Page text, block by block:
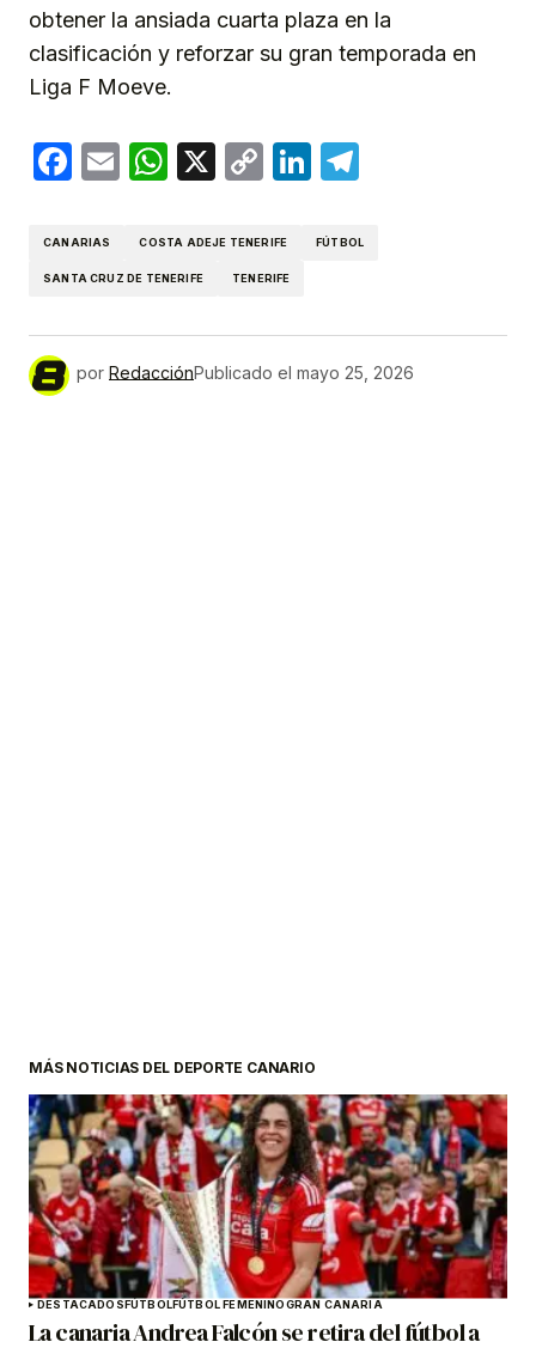
obtener la ansiada cuarta plaza en la
clasificación y reforzar su gran temporada en
Liga F Moeve.
Facebook
EmailWhatsApp
X
CopyLinkedIn
CANARIAS COSTA ADEJE TENERIFE FÚTBOL
SANTA CRUZ DE TENERIFE TENERIFE
por RedacciónPublicado el mayo 25, 2026
MÁS NOTICIAS DEL DEPORTE CANARIO
DESTACADOSFÚTBOLFÚTBOL FEMENINOGRAN CANARIA
La canaria Andrea Falcón se retira del fútbol a